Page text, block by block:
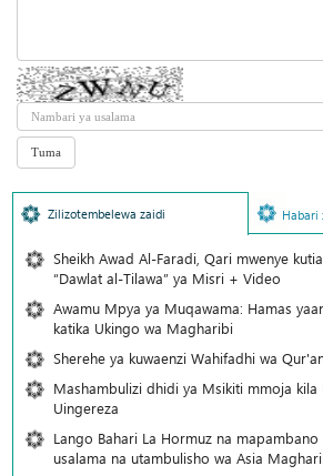
Zilizotembelewa zaidi Habari
Sheikh Awad Al-Faradi, Qari mwenye
“Dawlat al-Tilawa” ya Misri + Video
Awamu Mpya ya Muqawama: Hamas
katika Ukingo wa Magharibi
Sherehe ya kuwaenzi Wahifadhi wa
Mashambulizi dhidi ya Msikiti mmoja kila
Uingereza
Lango Bahari La Hormuz na
usalama na utambulisho wa Asia